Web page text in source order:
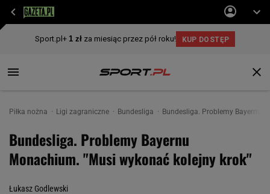
Piłka nożna Ligi zagraniczne Bundesliga Bundesliga. Problemy Bayernu
Bundesliga. Problemy Bayernu
Monachium. "Musi wykonać kolejny krok"
Łukasz Godlewski